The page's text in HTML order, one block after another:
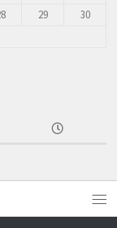
29
30